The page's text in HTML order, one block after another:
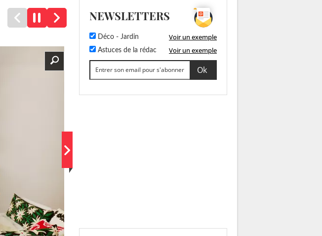
NEWSLETTERS
Déco - Jardin Voir un exemple
Astuces de la rédac Voir un exemple